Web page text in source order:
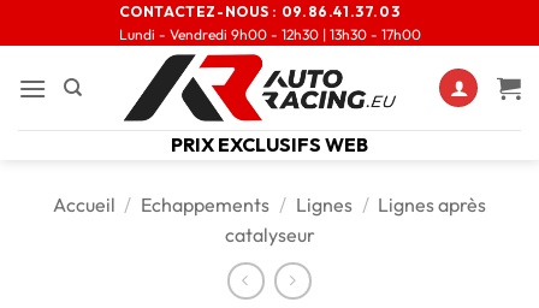
CONTACTEZ-NOUS : 09.86.41.37.03
Lundi - Vendredi 9h00 - 12h30 | 13h30 - 17h00
PRIX EXCLUSIFS WEB
Accueil / Echappements / Lignes / Lignes après
catalyseur